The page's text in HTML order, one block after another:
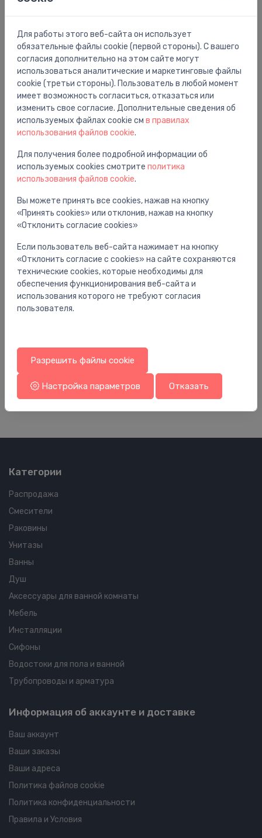
Описание товара
rokas dušas turētājs Porter`S, polished gold optic
Вам также может понравиться
Держатели для душа
dušas stienis Unica S Puro, 650 mm, ar dušas
vadu Isiflex 1600 mm, brushed bronze
329.00 €
Категории
Распродажа
Смесители
Раковины
Унитазы
Ванны
Душ
Аксессуары для ванной комнаты
Мебель
Инсталляции
Сифоны
Водостоки для пола и ванной
Трубопроводы и арматура
Информация об аккаунте и доставке
Ваш аккаунт
Ваши заказы
Ваши адреса
Политика файлов cookie
Политика конфиденциальности
Правила и Условия
Для работы этого веб-сайта он использует
обязательные файлы cookie (первой стороны). С вашего
согласия дополнительно на этом сайте могут
использоваться аналитические и маркетинговые файлы
cookie (третьи стороны). Пользователь в любой момент
имеет возможность согласиться, отказаться или
изменить свое согласие. Дополнительные сведения об
используемых файлах cookie см в правилах
использования файлов cookie.
Для получения более подробной информации об
используемых cookies смотрите политика
использования файлов cookie.
Вы можете принять все cookies, нажав на кнопку
«Принять cookies» или отклонив, нажав на кнопку
«Отклонить согласие cookies»
Если пользователь веб-сайта нажимает на кнопку
«Отклонить согласие с cookies» на сайте сохраняются
технические cookies, которые необходимы для
обеспечения функционирования веб-сайта и
использования которого не требуют согласия
пользователя.
Разрешить файлы cookie
Настройка параметров Отказать